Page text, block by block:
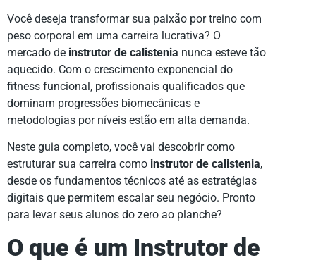
Você deseja transformar sua paixão por treino com
peso corporal em uma carreira lucrativa? O
mercado de instrutor de calistenia nunca esteve tão
aquecido. Com o crescimento exponencial do
fitness funcional, profissionais qualificados que
dominam progressões biomecânicas e
metodologias por níveis estão em alta demanda.
Neste guia completo, você vai descobrir como
estruturar sua carreira como instrutor de calistenia,
desde os fundamentos técnicos até as estratégias
digitais que permitem escalar seu negócio. Pronto
para levar seus alunos do zero ao planche?
O que é um Instrutor de